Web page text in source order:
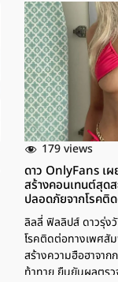
179 views
ดาว OnlyFans เ
สร้างคอนเทนต์สุด
ปลอดภัยจากโรคติ
ลิลลี่ ฟิลลิปส์ ดาวรุ่ง
โรคติดต่อทางเพศสั
สร้างความฮือฮาจา
ท้าทาย ยืนยันผลตรว